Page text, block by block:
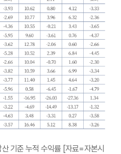
기준 누적 수익률 [자료=자본시